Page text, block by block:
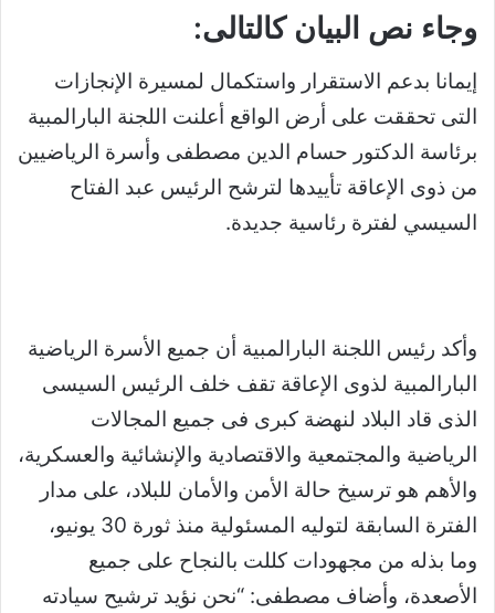
وجاء نص البيان كالتالى:
إيمانا بدعم الاستقرار واستكمال لمسيرة الإنجازات
التى تحققت على أرض الواقع أعلنت اللجنة البارالمبية
برئاسة الدكتور حسام الدين مصطفى وأسرة الرياضيين
من ذوى الإعاقة تأييدها لترشح الرئيس عبد الفتاح
السيسي لفترة رئاسية جديدة.
وأكد رئيس اللجنة البارالمبية أن جميع الأسرة الرياضية
البارالمبية لذوى الإعاقة تقف خلف الرئيس السيسى
الذى قاد البلاد لنهضة كبرى فى جميع المجالات
الرياضية والمجتمعية والاقتصادية والإنشائية والعسكرية،
والأهم هو ترسيخ حالة الأمن والأمان للبلاد، على مدار
الفترة السابقة لتوليه المسئولية منذ ثورة 30 يونيو،
وما بذله من مجهودات كللت بالنجاح على جميع
الأصعدة، وأضاف مصطفى: “نحن نؤيد ترشيح سيادته